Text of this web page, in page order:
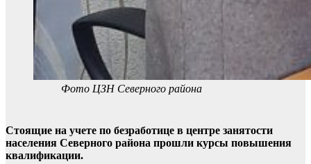
Фото ЦЗН Северного района
Стоящие на учете по безработице в центре занятости
населения Северного района прошли курсы повышения
квалификации.